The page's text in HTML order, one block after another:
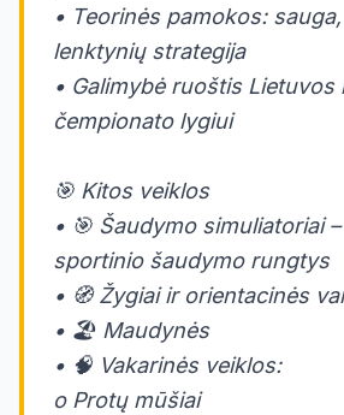
• Teorinės pamokos:
lenktynių strategija
• Galimybė ruoštis Lietuvos
čempionato lygiui
🎯 Kitos veiklos
• 🎯 Šaudymo simuliatoriai
sportinio šaudymo rungtys
• 🧭 Žygiai ir orientacinės
• 🏖️ Maudynės
• 🧠 Vakarinės veiklos:
o Protų mūšiai